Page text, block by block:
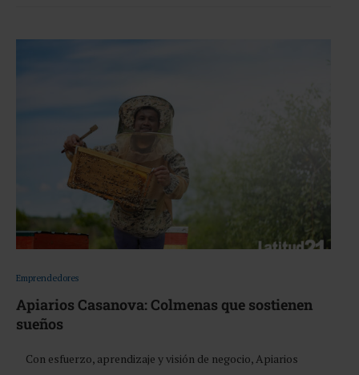
Emprendedores
Apiarios Casanova: Colmenas que sostienen
sueños
Con esfuerzo, aprendizaje y visión de negocio, Apiarios